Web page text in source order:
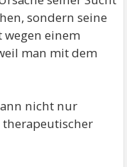
sondern seine
einem
man mit dem
nicht nur
therapeutischer